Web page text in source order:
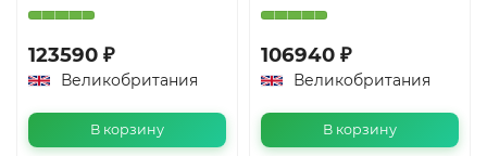
123590 ₽
Великобритания
В корзину
106940 ₽
Великобритания
В корзину